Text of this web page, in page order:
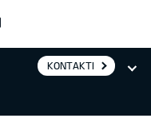
KONTAKTI